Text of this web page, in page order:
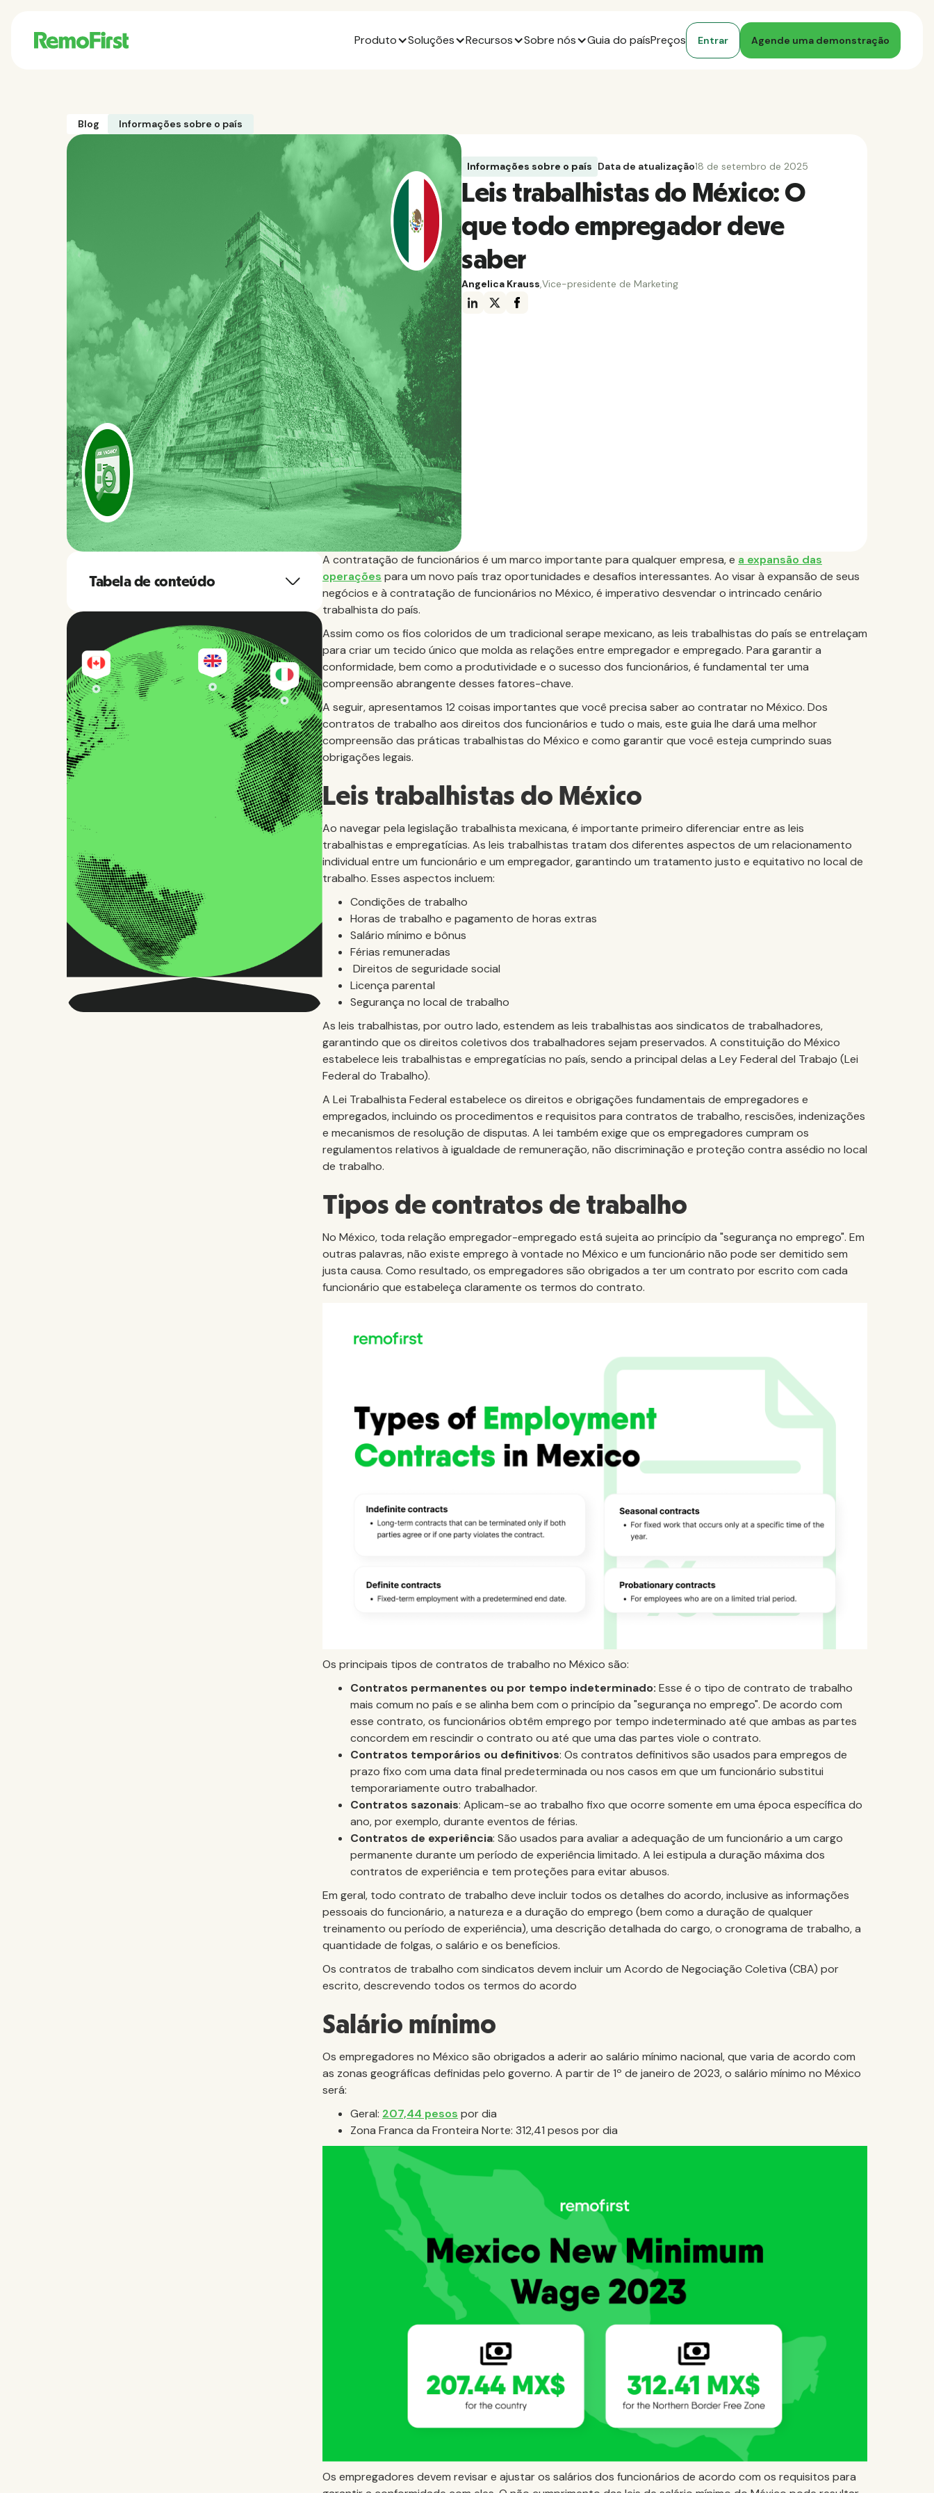
Produto Soluções Recursos Sobre nós Guia do paísPreços Entrar Agende uma demonstração
Blog Informações sobre o país
Informações sobre o país Data de atualização18 de setembro de 2025
Leis trabalhistas do México: O
que todo empregador deve
saber
Angelica Krauss,Vice-presidente de Marketing
Tabela de conteúdo
A contratação de funcionários é um marco importante para qualquer empresa, e a expansão das
operações para um novo país traz oportunidades e desafios interessantes. Ao visar à expansão de seus
negócios e à contratação de funcionários no México, é imperativo desvendar o intrincado cenário
trabalhista do país.
Assim como os fios coloridos de um tradicional serape mexicano, as leis trabalhistas do país se entrelaçam
para criar um tecido único que molda as relações entre empregador e empregado. Para garantir a
conformidade, bem como a produtividade e o sucesso dos funcionários, é fundamental ter uma
compreensão abrangente desses fatores-chave.
A seguir, apresentamos 12 coisas importantes que você precisa saber ao contratar no México. Dos
contratos de trabalho aos direitos dos funcionários e tudo o mais, este guia lhe dará uma melhor
compreensão das práticas trabalhistas do México e como garantir que você esteja cumprindo suas
obrigações legais.
Leis trabalhistas do México
Ao navegar pela legislação trabalhista mexicana, é importante primeiro diferenciar entre as leis
trabalhistas e empregatícias. As leis trabalhistas tratam dos diferentes aspectos de um relacionamento
individual entre um funcionário e um empregador, garantindo um tratamento justo e equitativo no local de
trabalho. Esses aspectos incluem:
Condições de trabalho
Horas de trabalho e pagamento de horas extras
Salário mínimo e bônus
Férias remuneradas
Direitos de seguridade social
Licença parental
Segurança no local de trabalho
As leis trabalhistas, por outro lado, estendem as leis trabalhistas aos sindicatos de trabalhadores,
garantindo que os direitos coletivos dos trabalhadores sejam preservados. A constituição do México
estabelece leis trabalhistas e empregatícias no país, sendo a principal delas a Ley Federal del Trabajo (Lei
Federal do Trabalho).
A Lei Trabalhista Federal estabelece os direitos e obrigações fundamentais de empregadores e
empregados, incluindo os procedimentos e requisitos para contratos de trabalho, rescisões, indenizações
e mecanismos de resolução de disputas. A lei também exige que os empregadores cumpram os
regulamentos relativos à igualdade de remuneração, não discriminação e proteção contra assédio no local
de trabalho.
Tipos de contratos de trabalho
No México, toda relação empregador-empregado está sujeita ao princípio da "segurança no emprego". Em
outras palavras, não existe emprego à vontade no México e um funcionário não pode ser demitido sem
justa causa. Como resultado, os empregadores são obrigados a ter um contrato por escrito com cada
funcionário que estabeleça claramente os termos do contrato.
Os principais tipos de contratos de trabalho no México são:
Contratos permanentes ou por tempo indeterminado: Esse é o tipo de contrato de trabalho
mais comum no país e se alinha bem com o princípio da "segurança no emprego". De acordo com
esse contrato, os funcionários obtêm emprego por tempo indeterminado até que ambas as partes
concordem em rescindir o contrato ou até que uma das partes viole o contrato.
Contratos temporários ou definitivos: Os contratos definitivos são usados para empregos de
prazo fixo com uma data final predeterminada ou nos casos em que um funcionário substitui
temporariamente outro trabalhador.
Contratos sazonais: Aplicam-se ao trabalho fixo que ocorre somente em uma época específica do
ano, por exemplo, durante eventos de férias.
Contratos de experiência: São usados para avaliar a adequação de um funcionário a um cargo
permanente durante um período de experiência limitado. A lei estipula a duração máxima dos
contratos de experiência e tem proteções para evitar abusos.
Em geral, todo contrato de trabalho deve incluir todos os detalhes do acordo, inclusive as informações
pessoais do funcionário, a natureza e a duração do emprego (bem como a duração de qualquer
treinamento ou período de experiência), uma descrição detalhada do cargo, o cronograma de trabalho, a
quantidade de folgas, o salário e os benefícios.
Os contratos de trabalho com sindicatos devem incluir um Acordo de Negociação Coletiva (CBA) por
escrito, descrevendo todos os termos do acordo
Salário mínimo
Os empregadores no México são obrigados a aderir ao salário mínimo nacional, que varia de acordo com
as zonas geográficas definidas pelo governo. A partir de 1º de janeiro de 2023, o salário mínimo no México
será:
Geral: 207,44 pesos por dia
Zona Franca da Fronteira Norte: 312,41 pesos por dia
Os empregadores devem revisar e ajustar os salários dos funcionários de acordo com os requisitos para